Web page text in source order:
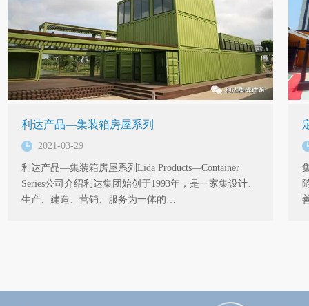
利达产品—集装箱房屋系列
2021-03-29
利达产品—集装箱房屋系列Lida Products—Container
Series公司介绍利达集团始创于1993年，是一家集设计、
生产、建造、营销、服务为一体的…